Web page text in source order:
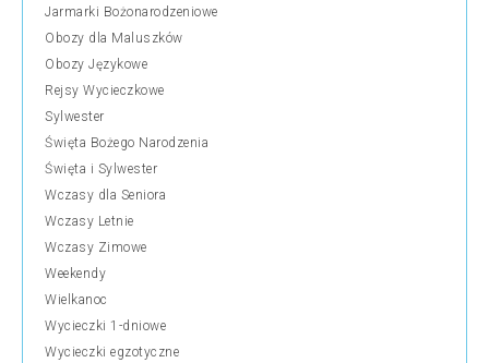
Jarmarki Bożonarodzeniowe
Obozy dla Maluszków
Obozy Językowe
Rejsy Wycieczkowe
Sylwester
Święta Bożego Narodzenia
Święta i Sylwester
Wczasy dla Seniora
Wczasy Letnie
Wczasy Zimowe
Weekendy
Wielkanoc
Wycieczki 1-dniowe
Wycieczki egzotyczne